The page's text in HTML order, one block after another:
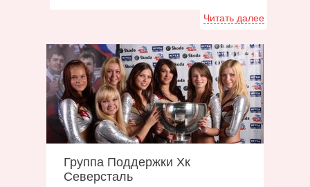
Читать далее
Группа Поддержки Хк
Северсталь